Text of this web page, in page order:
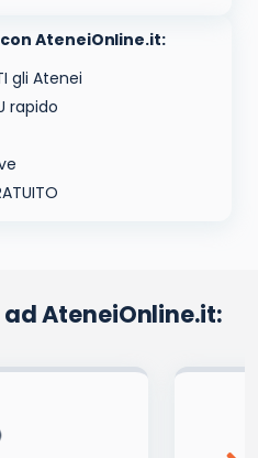
AteneiOnline.it:
gli Atenei
rapido
AteneiOnline.it: